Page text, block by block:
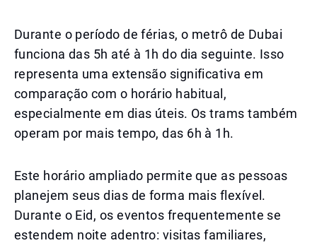
Durante o período de férias, o metrô de Dubai
funciona das 5h até à 1h do dia seguinte. Isso
representa uma extensão significativa em
comparação com o horário habitual,
especialmente em dias úteis. Os trams também
operam por mais tempo, das 6h à 1h.
Este horário ampliado permite que as pessoas
planejem seus dias de forma mais flexível.
Durante o Eid, os eventos frequentemente se
estendem noite adentro: visitas familiares,